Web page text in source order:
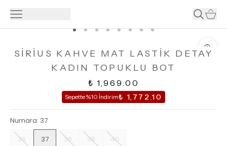
SİRİUS KAHVE MAT LASTİK DETAY
KADIN TOPUKLU BOT
₺ 1,969.00
Sepette %10 İndirim₺ 1,772.10
Numara: 37
36
37 38 39 40